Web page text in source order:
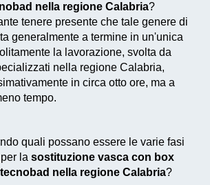
nella regione Calabria?
tenere presente che tale genere di
generalmente a termine in un'unica
la lavorazione, svolta da
nella regione Calabria,
in circa otto ore, ma a
tempo.
quali possano essere le varie fasi
la sostituzione vasca con box
nella regione Calabria?